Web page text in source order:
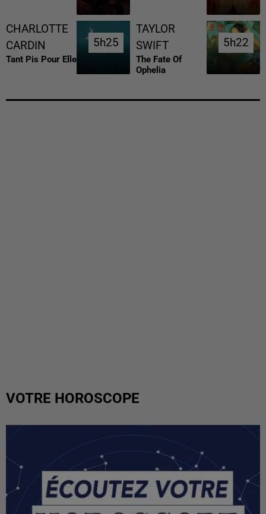
CHARLOTTE
CARDIN
Tant Pis Pour Elle
5h25
5h25
TAYLOR
SWIFT
The Fate Of
Ophelia
5h22
5h22
VOTRE HOROSCOPE